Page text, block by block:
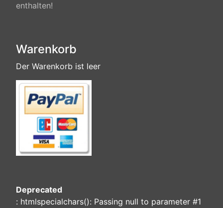
enthalten!
Warenkorb
Der Warenkorb ist leer
Deprecated
: htmlspecialchars(): Passing null to parameter #1